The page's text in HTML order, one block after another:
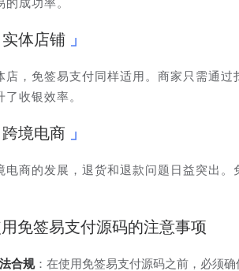
的成功率。
体店铺
店，免签易支付同样适用。商家只需通
了收银效率。
境电商
电商的发展，退货和退款问题日益突出
免签易支付源码的注意事项
合规：在使用免签易支付源码之前，必须